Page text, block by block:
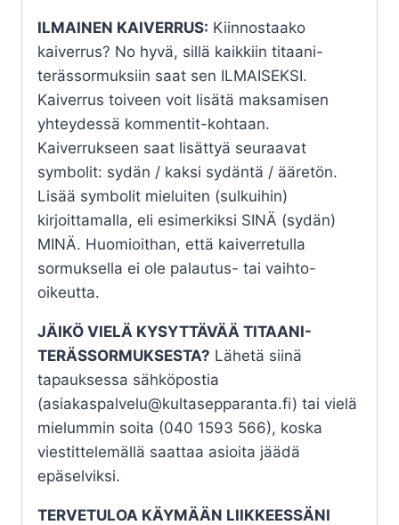
ILMAINEN KAIVERRUS: Kiinnostaako
kaiverrus? No hyvä, sillä kaikkiin titaani-
terässormuksiin saat sen ILMAISEKSI.
Kaiverrus toiveen voit lisätä maksamisen
yhteydessä kommentit-kohtaan.
Kaiverrukseen saat lisättyä seuraavat
symbolit: sydän / kaksi sydäntä / ääretön.
Lisää symbolit mieluiten (sulkuihin)
kirjoittamalla, eli esimerkiksi SINÄ (sydän)
MINÄ. Huomioithan, että kaiverretulla
sormuksella ei ole palautus- tai vaihto-
oikeutta.
JÄIKÖ VIELÄ KYSYTTÄVÄÄ TITAANI-
TERÄSSORMUKSESTA? Lähetä siinä
tapauksessa sähköpostia
(asiakaspalvelu@kultasepparanta.fi) tai vielä
mielummin soita (040 1593 566), koska
viestittelemällä saattaa asioita jäädä
epäselviksi.
TERVETULOA KÄYMÄÄN LIIKKEESSÄNI